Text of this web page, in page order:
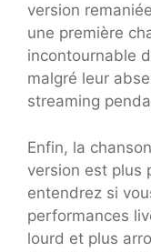
version
une première
incontournable
malgré leur
streaming
Enfin, la
version est plus
entendrez si
performances
lourd et plus